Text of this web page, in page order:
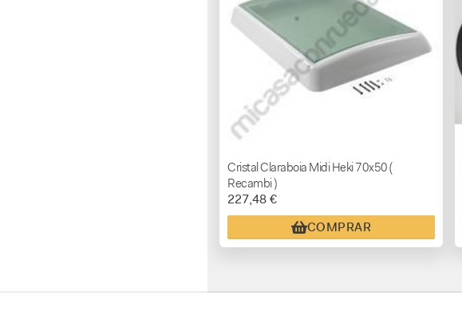
Cristal Claraboia Midi Heki 70x50 (
Recambi )
227,48 €
COMPRAR